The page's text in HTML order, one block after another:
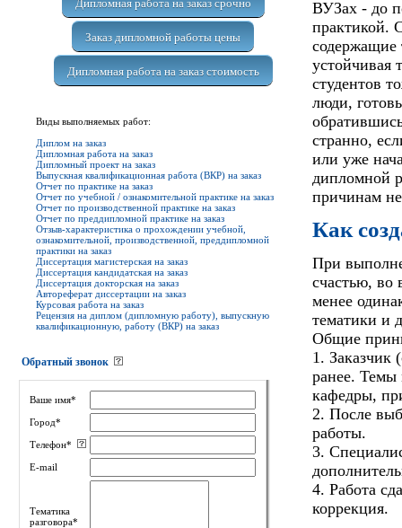
Заказ дипломной работы цены
Дипломная работа на заказ стоимость
Виды выполняемых работ:
Диплом на заказ
Дипломная работа на заказ
Дипломный проект на заказ
Выпускная квалификационная работа (ВКР) на заказ
Отчет по практике на заказ
Отчет по учебной / ознакомительной практике на заказ
Отчет по производственной практике на заказ
Отчет по преддипломной практике на заказ
Отзыв-характеристика о прохождении учебной,
ознакомительной, производственной, преддипломной
практики на заказ
Диссертация магистерская на заказ
Диссертация кандидатская на заказ
Диссертация докторская на заказ
Автореферат диссертации на заказ
Курсовая работа на заказ
Рецензия на диплом (дипломную работу), выпускную
квалификационную, работу (ВКР) на заказ
Обратный звонок
Ваше имя*
Город*
Телефон*
E-mail
Тематика
разговора*
ВУЗах - до
практикой.
содержащие
устойчивая
студентов
люди,
странно,
или уже
дипломной
причинам
Как
При
счастью, во
менее
тематики и
Общие
1. Заказчик
ранее. Темы
кафедры,
2. После
работы.
3.
4. Работа
коррекция.